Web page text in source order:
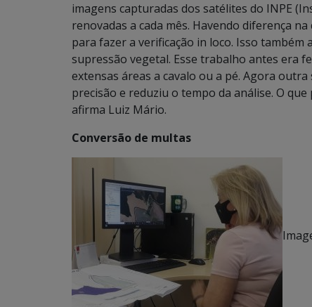
imagens capturadas dos satélites do INPE
renovadas a cada mês. Havendo diferença
para fazer a verificação in loco. Isso também
supressão vegetal. Esse trabalho antes era
extensas áreas a cavalo ou a pé. Agora
precisão e reduziu o tempo da análise. O
afirma Luiz Mário.
Conversão de multas